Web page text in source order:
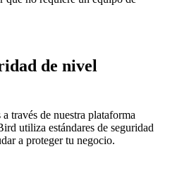
de nivel
través de nuestra plataforma
utiliza estándares de seguridad
a proteger tu negocio.